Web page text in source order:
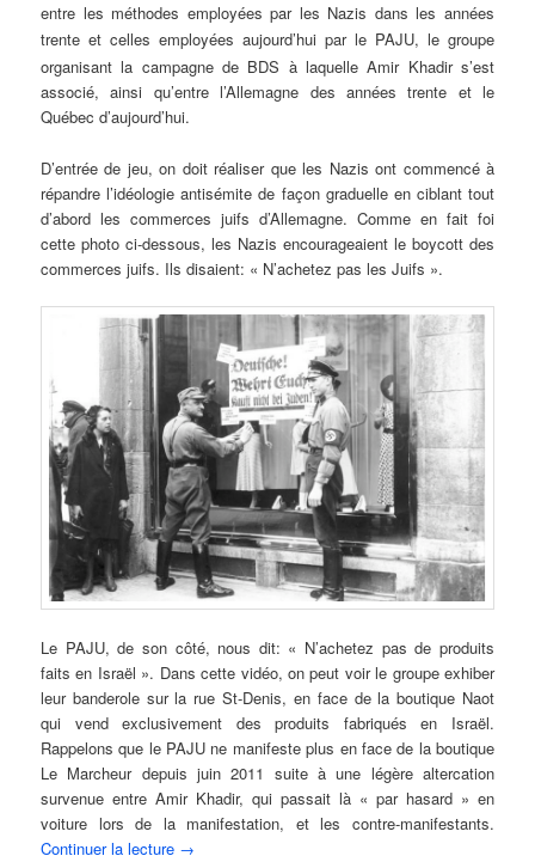
entre les méthodes employées par les Nazis dans les années
trente et celles employéesaujourd’huipar le PAJU, le groupe
organisant la campagne de BDS à laquelle Amir Khadir s’est
associé, ainsi qu’entre l’Allemagne des années trente et le
Québec d’aujourd’hui.
D’entrée de jeu, on doit réaliser que les Nazis ont commencé à
répandre l’idéologie antisémite de façon graduelle en ciblant tout
d’abord les commerces juifs d’Allemagne. Comme en fait foi
cette photo ci-dessous, les Nazis encourageaient le boycott des
commerces juifs. Ils disaient: « N’achetez pas les Juifs ».
Le PAJU, de son côté, nous dit: « N’achetez pas de produits
faits en Israël ». Dans cette vidéo, on peut voir le groupe exhiber
leur banderole sur la rue St-Denis, en face de la boutique Naot
qui vend exclusivement des produits fabriqués en Israël.
Rappelons que le PAJU ne manifeste plus en face de la boutique
Le Marcheur depuis juin 2011 suite à une légère altercation
survenue entre Amir Khadir, qui passait là « par hasard » en
voiture lors de la manifestation, et les contre-manifestants.
Continuer la lecture →